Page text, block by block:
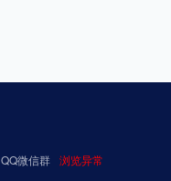
QQ微信群 浏览异常